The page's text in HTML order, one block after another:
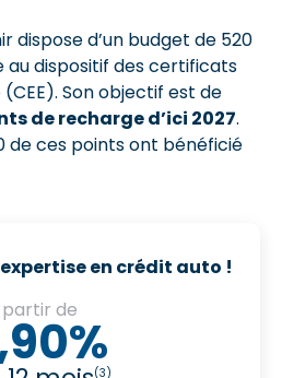
dispose d’un budget de 520
au dispositif des certificats
Son objectif est de
de recharge d’ici 2027.
de ces points ont bénéficié
en crédit auto !
de
(3)